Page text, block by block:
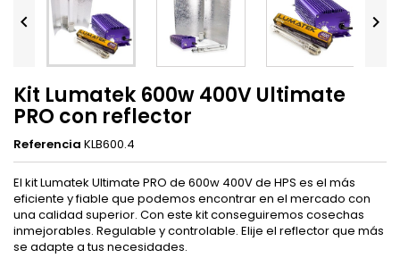
 
Kit Lumatek 600w 400V Ultimate
PRO con reflector
Referencia KLB600.4
El kit Lumatek Ultimate PRO de 600w 400V de HPS es el más
eficiente y fiable que podemos encontrar en el mercado con
una calidad superior. Con este kit conseguiremos cosechas
inmejorables. Regulable y controlable. Elije el reflector que más
se adapte a tus necesidades.